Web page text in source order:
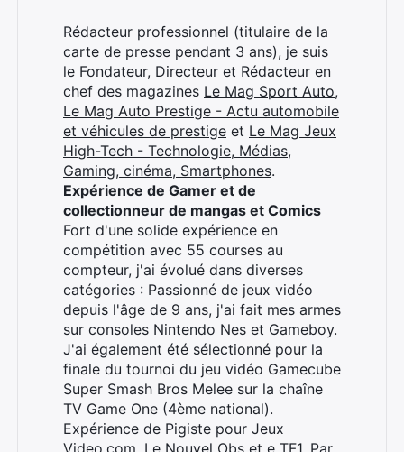
Rédacteur professionnel (titulaire de la
carte de presse pendant 3 ans), je suis
le Fondateur, Directeur et Rédacteur en
chef des magazines Le Mag Sport Auto,
Le Mag Auto Prestige - Actu automobile
et véhicules de prestige et Le Mag Jeux
High-Tech - Technologie, Médias,
Gaming, cinéma, Smartphones.
Expérience de Gamer et de
collectionneur de mangas et Comics
Fort d'une solide expérience en
compétition avec 55 courses au
compteur, j'ai évolué dans diverses
catégories : Passionné de jeux vidéo
depuis l'âge de 9 ans, j'ai fait mes armes
sur consoles Nintendo Nes et Gameboy.
J'ai également été sélectionné pour la
finale du tournoi du jeu vidéo Gamecube
Super Smash Bros Melee sur la chaîne
TV Game One (4ème national).
Expérience de Pigiste pour Jeux
Video.com, Le Nouvel Obs et e TF1. Par
Rechercher